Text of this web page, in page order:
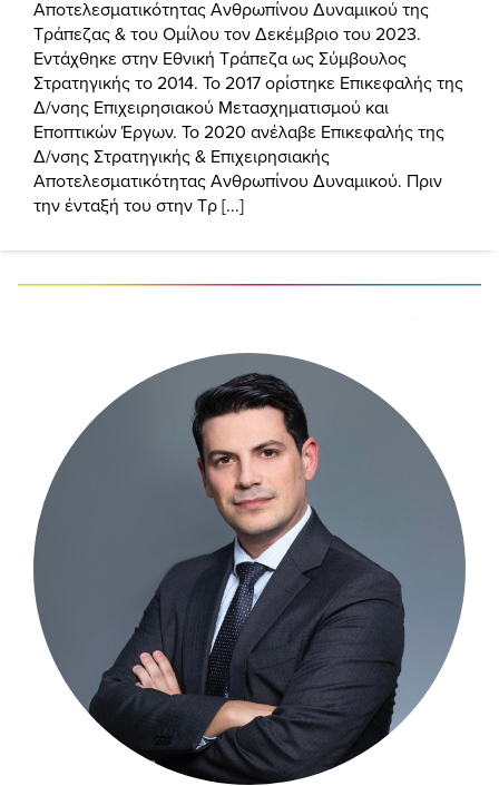
Αποτελεσματικότητας Ανθρωπίνου Δυναμικού της
Τράπεζας & του Ομίλου τον Δεκέμβριο του 2023.
Εντάχθηκε στην Εθνική Τράπεζα ως Σύμβουλος
Στρατηγικής το 2014. Το 2017 ορίστηκε Επικεφαλής της
Δ/νσης Επιχειρησιακού Μετασχηματισμού και
Εποπτικών Έργων. Το 2020 ανέλαβε Επικεφαλής της
Δ/νσης Στρατηγικής & Επιχειρησιακής
Αποτελεσματικότητας Ανθρωπίνου Δυναμικού. Πριν
την ένταξή του στην Τρ [...]